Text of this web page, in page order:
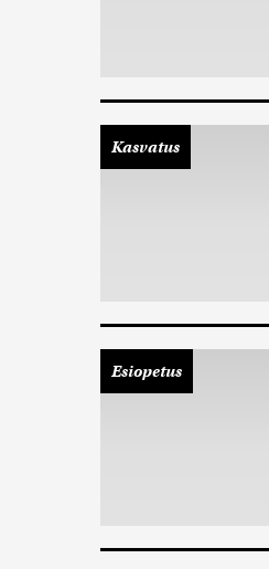
Kasvatus
Esiopetus